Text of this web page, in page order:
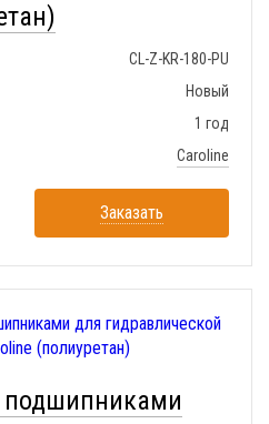
CL-Z-KR-180-PU
Новый
1 год
Caroline
Заказать
подшипниками